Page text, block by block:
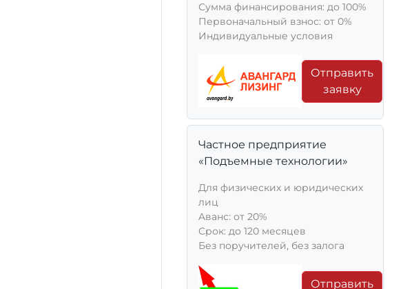
Сумма финансирования: до 100%
Первоначальный взнос: от 0%
Индивидуальные условия
Отправить
заявку
Частное предприятие
«Подъемные технологии»
Для физических и юридических
лиц
Aванс: от 20%
Срок: до 120 месяцев
Без поручителей, без залога
Отправить